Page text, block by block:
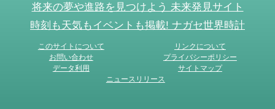
将来の夢や進路を見つけよう 未来発見サイト
時刻も天気もイベントも掲載! ナガセ世界時計
このサイトについて
リンクについて
お問い合わせ
プライバシーポリシー
データ利用
サイトマップ
ニュースリリース